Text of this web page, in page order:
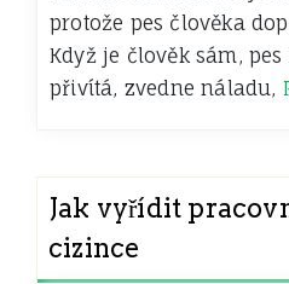
protože pes člověka
Když je člověk sám,
přivítá, zvedne náladu,
Jak vyřídit
cizince